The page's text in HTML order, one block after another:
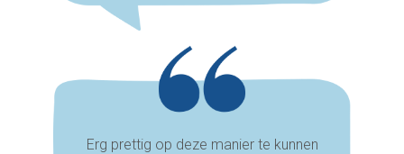
Erg prettig op deze manier te kunnen